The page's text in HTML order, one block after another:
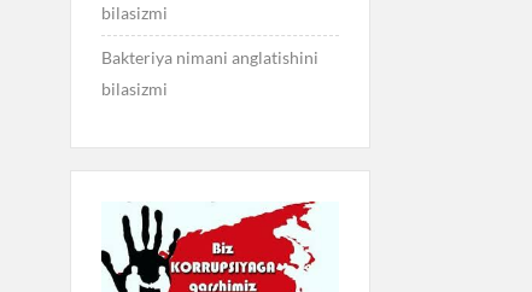
bilasizmi
Bakteriya nimani anglatishini
bilasizmi